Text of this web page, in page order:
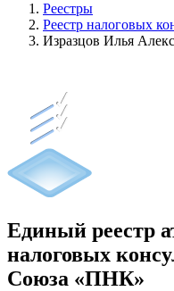
Реестры
Реестр налоговых
Изразцов Илья
Единый реестр
налоговых
Союза «ПНК»